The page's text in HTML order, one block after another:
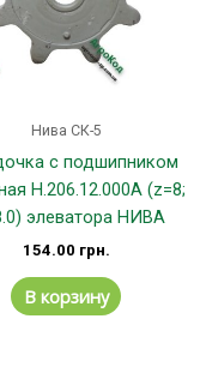
Нива СК-5
с подшипником
H.206.12.000А (z=8;
элеватора НИВА
154.00 грн.
В корзину